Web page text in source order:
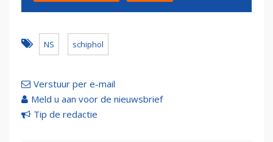
NS schiphol
Verstuur per e-mail
Meld u aan voor de nieuwsbrief
Tip de redactie